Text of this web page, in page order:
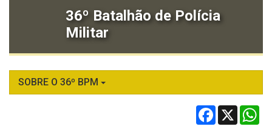
busca
36º Batalhão de Polícia
Militar
SOBRE O 36º BPM
Facebook
X